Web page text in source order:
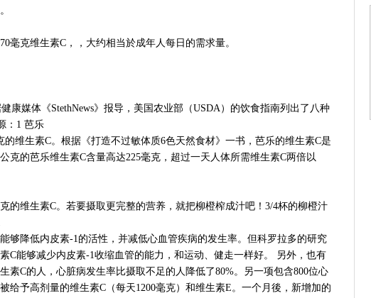
毫克维生素C，，大约相当於成年人每日的需求量。
康媒体《StethNews》报导，美国农业部（USDA）的饮食指南列出了八种
：1 芭乐
的维生素C。根据《打造不过敏体质6色天然食材》一书，芭乐的维生素C是
克的芭乐维生素C含量高达225毫克，超过一天人体所需维生素C两倍以
的维生素C。若要摄取更完整的营养，就把柳橙榨成汁吧！3/4杯的柳橙汁
够降低内皮素-1的活性，并减低心血管疾病的发生率。但科罗拉多的研究
C能够减少内皮素-1收缩血管的能力，和运动、健走一样好。 另外，也有
素C的人，心脏病发生率比摄取不足的人降低了80%。另一项包含800位心
给予高剂量的维生素C（每天1200毫克）和维生素E。一个月後，新增加的